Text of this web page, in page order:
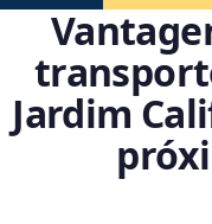
Jardim